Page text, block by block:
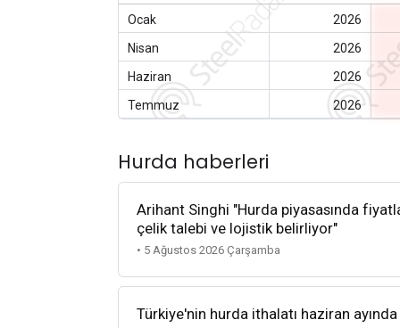
Ocak 2026
Nisan
2026
Haziran
2026
Temmuz
2026
Hurda haberleri
Arihant Singhi "Hurda piyasasında
çelik talebi ve lojistik belirliyor"
• 5 Ağustos 2026 Çarşamba
Türkiye'nin hurda ithalatı haziran ayında